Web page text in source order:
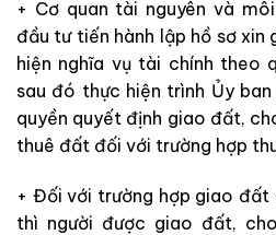
+ Cơ quan tài nguyên và
đầu tư tiến hành lập hồ sơ
hiện nghĩa vụ tài chính theo
sau đó thực hiện trình Ủy
quyền quyết định giao đất,
thuê đất đối với trường hợp
+ Đối với trường hợp giao
thì người được giao đất,